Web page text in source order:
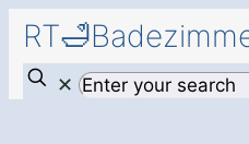
✕